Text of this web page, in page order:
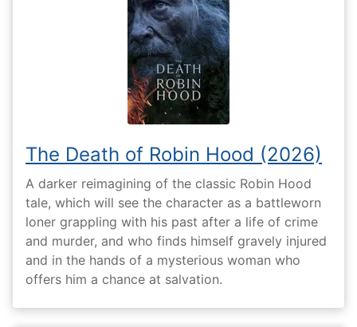
The Death of Robin Hood (2026)
A darker reimagining of the classic Robin Hood
tale, which will see the character as a battleworn
loner grappling with his past after a life of crime
and murder, and who finds himself gravely injured
and in the hands of a mysterious woman who
offers him a chance at salvation.